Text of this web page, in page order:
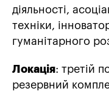
діяльності,
техніки,
гуманітарного
Локація: третій
резервний